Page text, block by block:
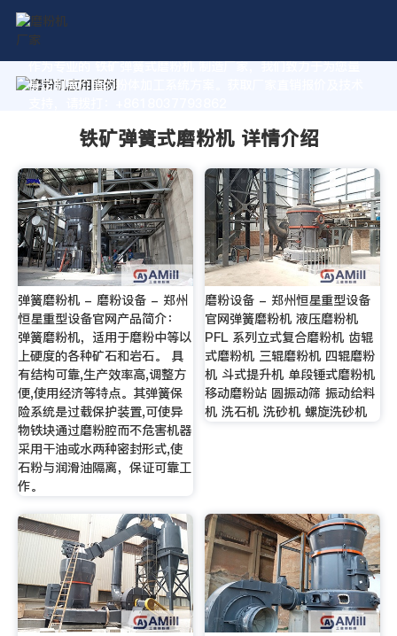
作为专业的 铁矿弹簧式磨粉机 制造厂家，我们致力于为您量
身定制高价值的粉体加工系统方案。获取厂家直销报价及技术
铁矿弹簧式磨粉机 详情介绍
弹簧磨粉机 - 磨粉设备 - 郑州
恒星重型设备官网产品简介：
弹簧磨粉机，适用于磨粉中等以
上硬度的各种矿石和岩石。 具
有结构可靠,生产效率高,调整方
便,使用经济等特点。其弹簧保
险系统是过载保护装置,可使异
物铁块通过磨粉腔而不危害机器
采用干油或水两种密封形式,使
石粉与润滑油隔离，保证可靠工
作。
磨粉设备 - 郑州恒星重型设备
官网弹簧磨粉机 液压磨粉机
PFL 系列立式复合磨粉机 齿辊
式磨粉机 三辊磨粉机 四辊磨粉
机 斗式提升机 单段锤式磨粉机
移动磨粉站 圆振动筛 振动给料
机 洗石机 洗砂机 螺旋洗砂机